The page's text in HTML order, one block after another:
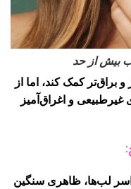
بیش از حد
براق‌تر کمک کند، اما از
غیرطبیعی و اغراق‌آمیز
لب‌ها، ظاهری سنگین